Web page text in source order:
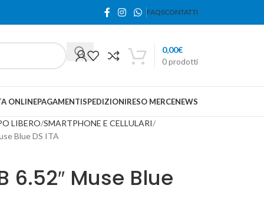
FAQSCONTATTI
0prodotti
0,00€
ONLINEPAGAMENTISPEDIZIONIRESO MERCENEWS
LIBERO SMARTPHONE E CELLULARI
Blue DS ITA
6.52″ Muse Blue